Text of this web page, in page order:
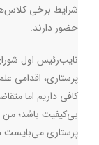
حضور دارند.
نایب‌رئیس اول
پرستاری، اقدامی
کافی داریم اما
بی‌کیفیت باشد؛
پرستاری می‌بایست